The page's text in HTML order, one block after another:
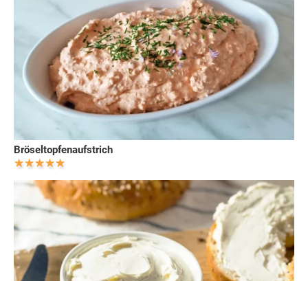
Bröseltopfenaufstrich